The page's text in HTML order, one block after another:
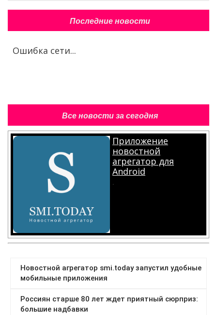
Последние новости
Ошибка сети...
Все новости за сегодня
Приложение
новостной
агрегатор для
Android
.